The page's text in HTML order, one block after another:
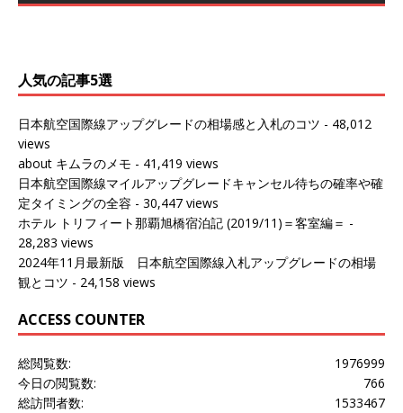
人気の記事5選
日本航空国際線アップグレードの相場感と入札のコツ - 48,012
views
about キムラのメモ - 41,419 views
日本航空国際線マイルアップグレードキャンセル待ちの確率や確
定タイミングの全容 - 30,447 views
ホテル トリフィート那覇旭橋宿泊記 (2019/11)＝客室編＝ -
28,283 views
2024年11月最新版 日本航空国際線入札アップグレードの相場
観とコツ - 24,158 views
ACCESS COUNTER
1976999
総閲覧数:
766
今日の閲覧数:
1533467
総訪問者数: